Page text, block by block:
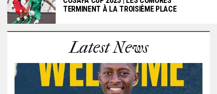
TERMINENT À LA TROISIÈME PLACE
Latest News